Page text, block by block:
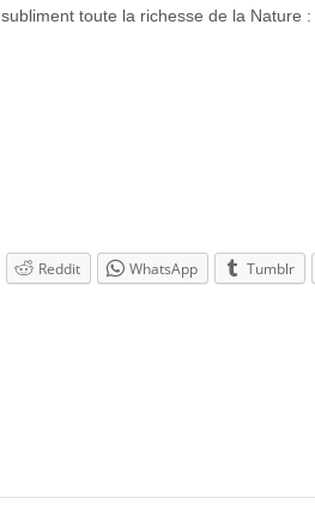
subliment toute la richesse de la Nature
Reddit WhatsApp Tumblr